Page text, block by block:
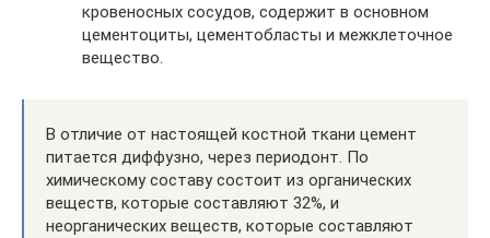
кровеносных сосудов, содержит в основном
цементоциты, цементобласты и межклеточное
вещество.
В отличие от настоящей костной ткани цемент
питается диффузно, через периодонт. По
химическому составу состоит из органических
веществ, которые составляют 32%, и
неорганических веществ, которые составляют